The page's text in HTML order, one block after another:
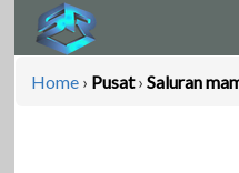
Home › Pusat › Saluran